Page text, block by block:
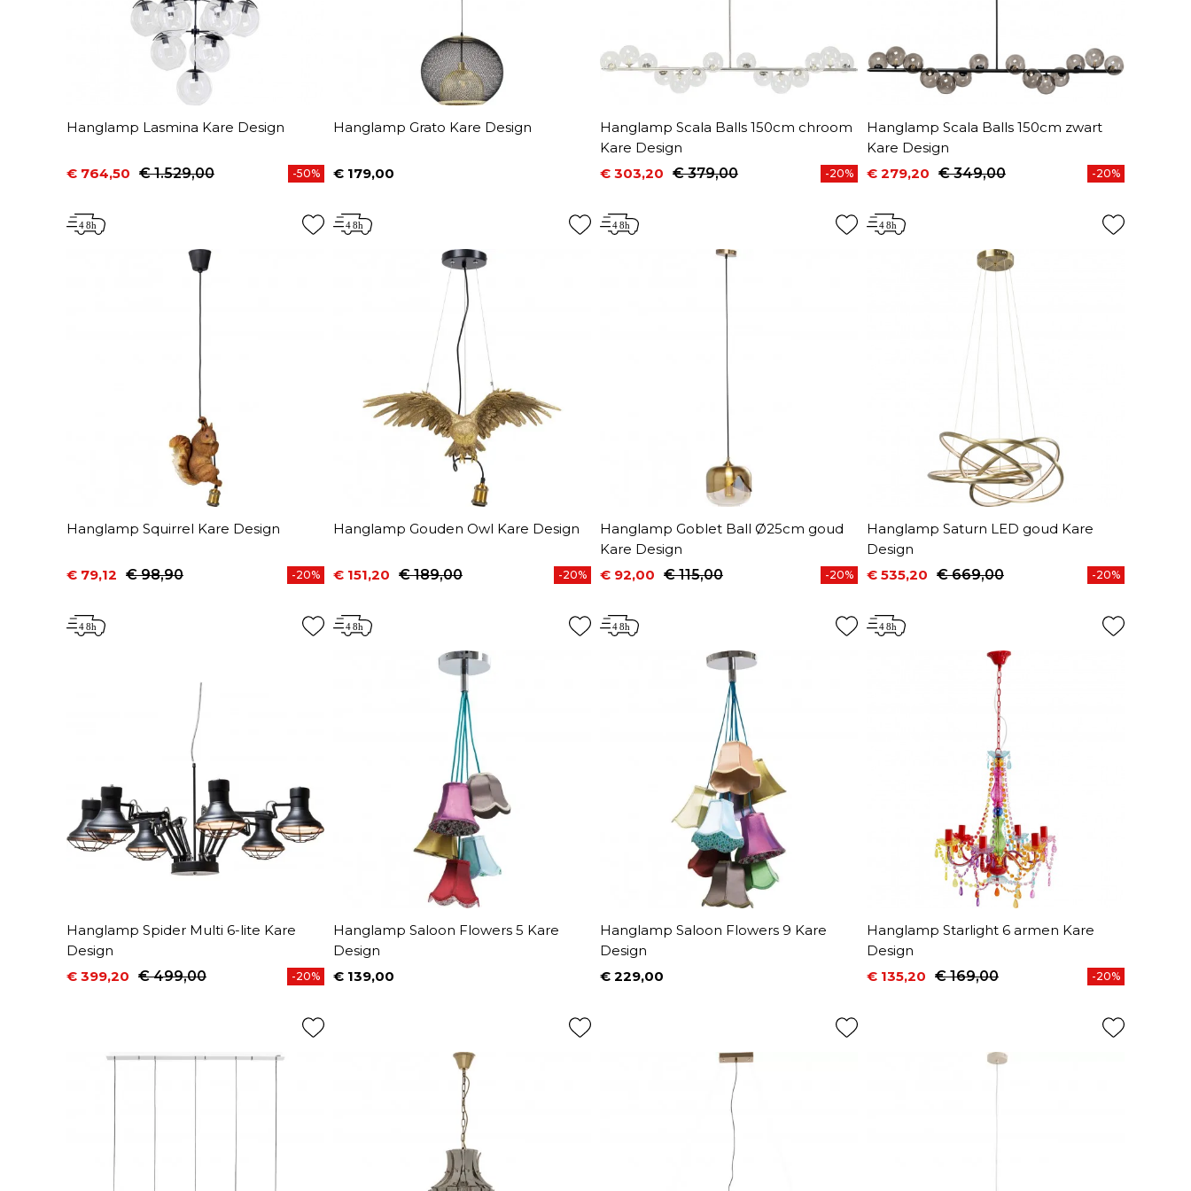
Hanglamp Lasmina Kare Design
Prijs
€ 764,50
Normale prijs€ 1.529,00 -50%
Hanglamp Grato Kare Design
Prijs
€ 179,00
Hanglamp Scala Balls 150cm chroom
Kare Design
Prijs
€ 303,20
Normale prijs€ 379,00 -20%
Hanglamp Scala Balls 150cm zwart
Kare Design
Prijs
€ 279,20
Normale prijs€ 349,00 -20%
Hanglamp Squirrel Kare Design
Prijs
€ 79,12
Normale prijs
€ 98,90 -20%
Hanglamp Gouden Owl Kare Design
Prijs
€ 151,20
Normale prijs
€ 189,00 -20%
Hanglamp Goblet Ball Ø25cm goud
Kare Design
Prijs
€ 92,00
Normale prijs
€ 115,00 -20%
Hanglamp Saturn LED goud Kare
Design
Prijs
€ 535,20
Normale prijs€ 669,00 -20%
Hanglamp Spider Multi 6-lite Kare
Design
Prijs
€ 399,20
Normale prijs€ 499,00 -20%
Hanglamp Saloon Flowers 5 Kare
Design
Prijs
€ 139,00
Hanglamp Saloon Flowers 9 Kare
Design
Prijs
€ 229,00
Hanglamp Starlight 6 armen Kare
Design
Prijs
€ 135,20
Normale prijs€ 169,00 -20%